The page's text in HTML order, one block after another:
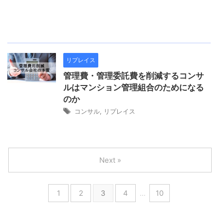
リプレイス
管理費・管理委託費を削減するコンサ
ルはマンション管理組合のためになる
のか
コンサル リプレイス
1 2 3 4 … 10
Next »